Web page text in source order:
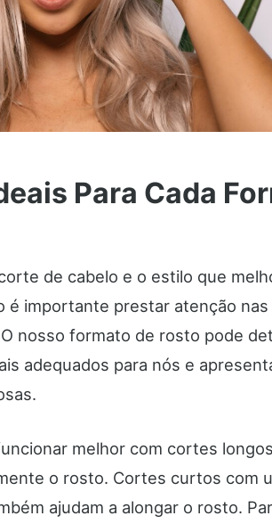
Para Cada
de cabelo e o estilo que
é importante prestar atenção nas
nosso formato de rosto pode
adequados para nós e
melhor com cortes
o rosto. Cortes curtos com
ajudam a alongar o rosto.